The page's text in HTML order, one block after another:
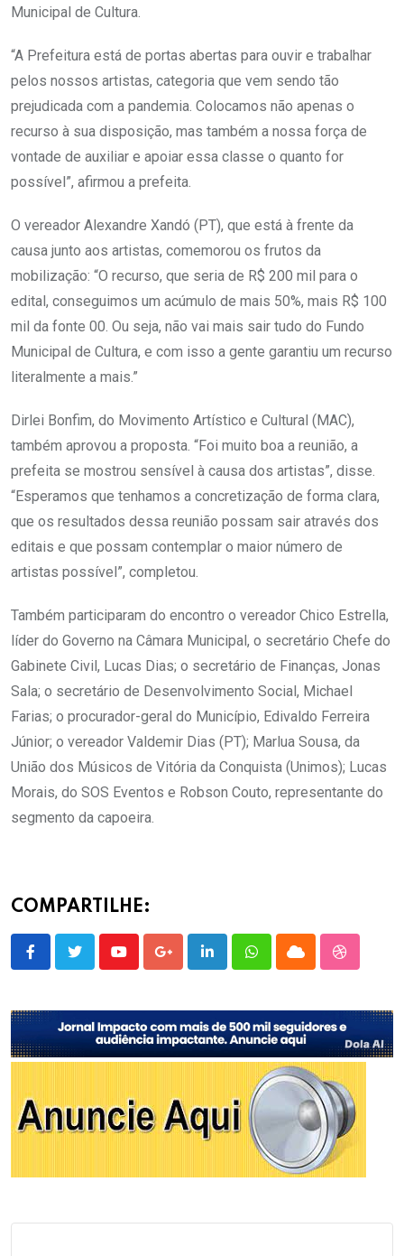
Municipal de Cultura.
“A Prefeitura está de portas abertas para ouvir e trabalhar
pelos nossos artistas, categoria que vem sendo tão
prejudicada com a pandemia. Colocamos não apenas o
recurso à sua disposição, mas também a nossa força de
vontade de auxiliar e apoiar essa classe o quanto for
possível”, afirmou a prefeita.
O vereador Alexandre Xandó (PT), que está à frente da
causa junto aos artistas, comemorou os frutos da
mobilização: “O recurso, que seria de R$ 200 mil para o
edital, conseguimos um acúmulo de mais 50%, mais R$ 100
mil da fonte 00. Ou seja, não vai mais sair tudo do Fundo
Municipal de Cultura, e com isso a gente garantiu um recurso
literalmente a mais.”
Dirlei Bonfim, do Movimento Artístico e Cultural (MAC),
também aprovou a proposta. “Foi muito boa a reunião, a
prefeita se mostrou sensível à causa dos artistas”, disse.
“Esperamos que tenhamos a concretização de forma clara,
que os resultados dessa reunião possam sair através dos
editais e que possam contemplar o maior número de
artistas possível”, completou.
Também participaram do encontro o vereador Chico Estrella,
líder do Governo na Câmara Municipal, o secretário Chefe do
Gabinete Civil, Lucas Dias; o secretário de Finanças, Jonas
Sala; o secretário de Desenvolvimento Social, Michael
Farias; o procurador-geral do Município, Edivaldo Ferreira
Júnior; o vereador Valdemir Dias (PT); Marlua Sousa, da
União dos Músicos de Vitória da Conquista (Unimos); Lucas
Morais, do SOS Eventos e Robson Couto, representante do
segmento da capoeira.
COMPARTILHE:
YoutubeGoogle+LinkedInWhatsappCloud